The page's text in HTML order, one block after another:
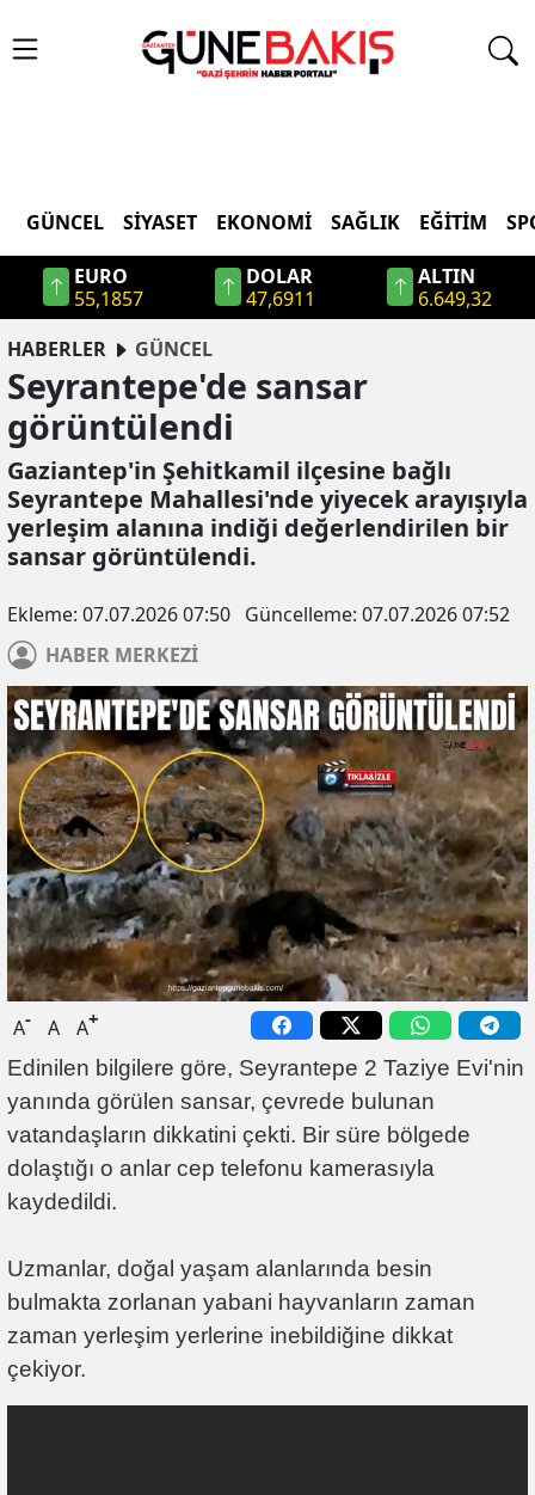
GÜNCEL SIYASET EKONOMI SAĞLIK EĞITIM
EURO
55,1857
DOLAR
47,6911
ALTIN
6.649,32
HABERLER
GÜNCEL
Seyrantepe'de sansar
görüntülendi
Gaziantep'in Şehitkamil ilçesine bağlı
Seyrantepe Mahallesi'nde yiyecek arayışıyla
yerleşim alanına indiği değerlendirilen bir
sansar görüntülendi.
Ekleme: 07.07.2026 07:50 Güncelleme: 07.07.2026 07:52
HABER MERKEZİ
A- A A+
Edinilen bilgilere göre, Seyrantepe 2 Taziye Evi'nin
yanında görülen sansar, çevrede bulunan
vatandaşların dikkatini çekti. Bir süre bölgede
dolaştığı o anlar cep telefonu kamerasıyla
kaydedildi.
Uzmanlar, doğal yaşam alanlarında besin
bulmakta zorlanan yabani hayvanların zaman
zaman yerleşim yerlerine inebildiğine dikkat
çekiyor.